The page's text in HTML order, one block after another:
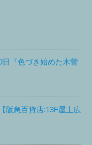
日『色づき始めた木曽
阪急百貨店:13F屋上広